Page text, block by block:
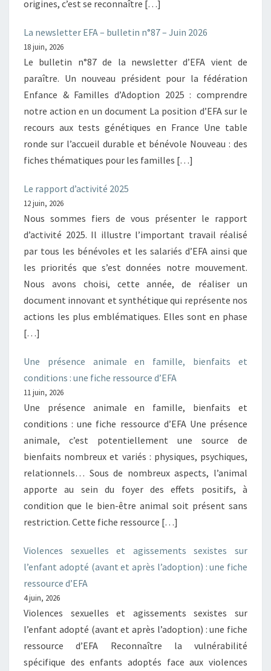
origines, c’est se reconnaître […]
La newsletter EFA – bulletin n°87 – Juin 2026
18 juin, 2026
Le bulletin n°87 de la newsletter d’EFA vient de
paraître. Un nouveau président pour la fédération
Enfance & Familles d’Adoption 2025 : comprendre
notre action en un document La position d’EFA sur le
recours aux tests génétiques en France Une table
ronde sur l’accueil durable et bénévole Nouveau : des
fiches thématiques pour les familles […]
Le rapport d’activité 2025
12 juin, 2026
Nous sommes fiers de vous présenter le rapport
d’activité 2025. Il illustre l’important travail réalisé
par tous les bénévoles et les salariés d’EFA ainsi que
les priorités que s’est données notre mouvement.
Nous avons choisi, cette année, de réaliser un
document innovant et synthétique qui représente nos
actions les plus emblématiques. Elles sont en phase
[…]
Une présence animale en famille, bienfaits et
conditions : une fiche ressource d’EFA
11 juin, 2026
Une présence animale en famille, bienfaits et
conditions : une fiche ressource d’EFA Une présence
animale, c’est potentiellement une source de
bienfaits nombreux et variés : physiques, psychiques,
relationnels… Sous de nombreux aspects, l’animal
apporte au sein du foyer des effets positifs, à
condition que le bien-être animal soit présent sans
restriction. Cette fiche ressource […]
Violences sexuelles et agissements sexistes sur
l’enfant adopté (avant et après l’adoption) : une fiche
ressource d’EFA
4 juin, 2026
Violences sexuelles et agissements sexistes sur
l’enfant adopté (avant et après l’adoption) : une fiche
ressource d’EFA Reconnaître la vulnérabilité
spécifique des enfants adoptés face aux violences